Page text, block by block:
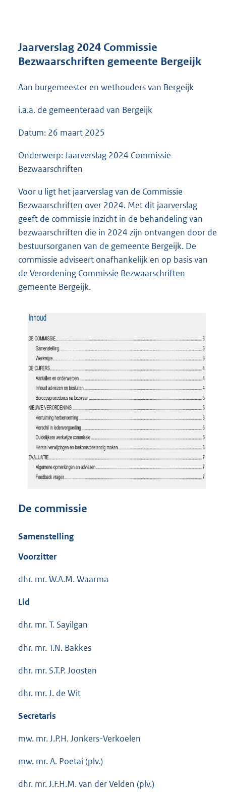
r
o
t
:
b
Jaarverslag 2024 Commissie
Bezwaarschriften gemeente Bergeijk
Aan burgemeester en wethouders van Bergeijk
i.a.a. de gemeenteraad van Bergeijk
Datum: 26 maart 2025
Onderwerp: Jaarverslag 2024 Commissie
Bezwaarschriften
Voor u ligt het jaarverslag van de Commissie
Bezwaarschriften over 2024. Met dit jaarverslag
geeft de commissie inzicht in de behandeling van
bezwaarschriften die in 2024 zijn ontvangen door de
bestuursorganen van de gemeente Bergeijk. De
commissie adviseert onafhankelijk en op basis van
de Verordening Commissie Bezwaarschriften
gemeente Bergeijk.
De commissie
Samenstelling
Voorzitter
dhr. mr. W.A.M. Waarma
Lid
dhr. mr. T. Sayilgan
dhr. mr. T.N. Bakkes
dhr. mr. S.T.P. Joosten
dhr. mr. J. de Wit
Secretaris
mw. mr. J.P.H. Jonkers-Verkoelen
mw. mr. A. Poetai (plv.)
dhr. mr. J.F.H.M. van der Velden (plv.)